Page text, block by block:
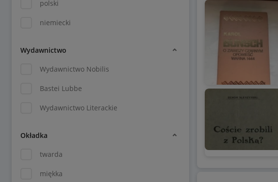
polski
niemiecki
Wydawnictwo
Wydawnictwo Nobilis
Bastei Lubbe
Wydawnictwo Literackie
Okładka
twarda
miękka